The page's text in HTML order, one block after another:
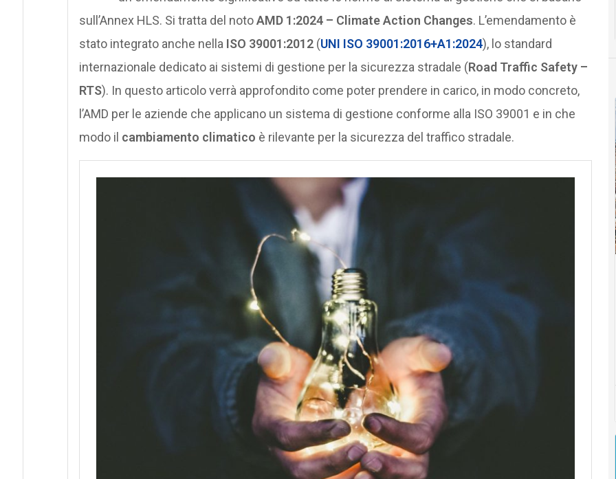
sull’Annex HLS. Si tratta del notoAMD 1:2024 – Climate Action Changes. L’emendamento è
stato integrato anche nella ISO 39001:2012(UNI ISO 39001:2016+A1:2024), lo standard
internazionale dedicato ai sistemi di gestione per la sicurezza stradale (Road Traffic Safety –
RTS). In questo articolo verrà approfondito come poter prendere in carico, in modo concreto,
l’AMD per le aziende che applicano un sistema di gestione conforme alla ISO 39001 e in che
modo il cambiamento climatico è rilevante per la sicurezza del traffico stradale.